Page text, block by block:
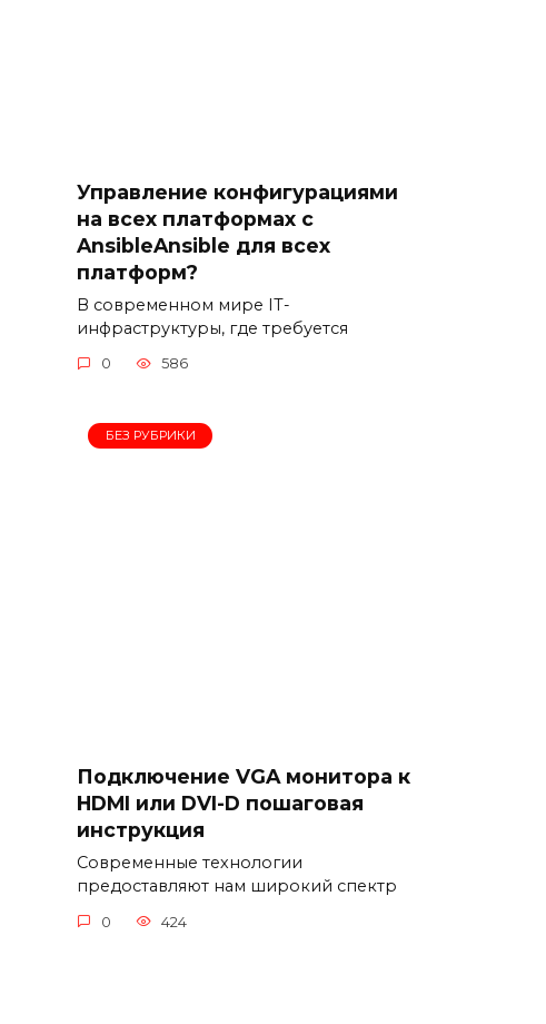
Управление конфигурациями
на всех платформах с
AnsibleAnsible для всех
платформ?
В современном мире IT-
инфраструктуры, где требуется
0 586
БЕЗ РУБРИКИ
Подключение VGA монитора к
HDMI или DVI-D пошаговая
инструкция
Современные технологии
предоставляют нам широкий спектр
0 424